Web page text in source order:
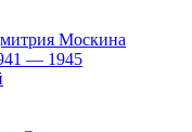
Москина
— 1945